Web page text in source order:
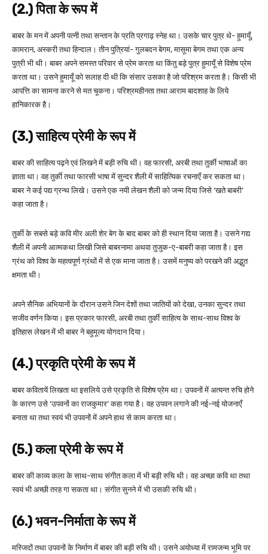
(2.) पिता के रूप में
बाबर के मन में अपनी पत्नी तथा सन्तान के प्रति प्रगाढ़ स्नेह था। उसके चार पुत्र थे- हुमायूँ,
कामरान, अस्करी तथा हिन्दाल। तीन पुत्रियां- गुलबदन बेगम, मासूमा बेगम तथा एक अन्य
पुत्री भी थी। बाबर अपने समस्त परिवार से प्रेम करता था किंतु बड़े पुत्र हुमायूँ से विशेष प्रेम
करता था। उसने हुमायूँ को सलाह दी थी कि संसार उसका है जो परिश्रम करता है। किसी भी
आपत्ति का सामना करने से मत चूकना। परिश्रमहीनता तथा आराम बादशाह के लिये
हानिकारक है।
(3.) साहित्य प्रेमी के रूप में
बाबर की साहित्य पढ़ने एवं लिखने में बड़ी रुचि थी। वह फारसी, अरबी तथा तुर्की भाषाओं का
ज्ञाता था। वह तुर्की तथा फारसी भाषा में सुन्दर शैली में साहित्यिक रचनाएँ कर सकता था।
बाबर ने कई पद्य ग्रन्थ लिखे। उसने एक नयी लेखन शैली को जन्म दिया जिसे ‘खते बाबरी’
कहा जाता है।
तुर्की के सबसे बड़े कवि मीर अली शेर बेग के बाद बाबर को ही स्थान दिया जाता है। उसने गद्य
शैली में अपनी आत्मकथा लिखी जिसे बाबरनामा अथवा तुजुक-ए-बाबरी कहा जाता है। इस
ग्रंथ को विश्व के महत्वपूर्ण ग्रंथों में से एक माना जाता है। उसमें मनुष्य को परखने की अद्भुत
क्षमता थी।
अपने सैनिक अभियानों के दौरान उसने जिन देशों तथा जातियों को देखा, उनका सुन्दर तथा
सजीव वर्णन किया। इस प्रकार फारसी, अरबी तथा तुर्की साहित्य के साथ-साथ विश्व के
इतिहास लेखन में भी बाबर ने बहुमूल्य योगदान दिया।
(4.) प्रकृति प्रेमी के रूप में
बाबर कवितायें लिखता था इसलिये उसे प्रकृति से विशेष प्रेम था। उपवनों में अत्यन्त रुचि होने
के कारण उसे ‘उपवनों का राजकुमार’ कहा गया है। वह उपवन लगाने की नई-नई योजनाएँ
बनाता था तथा स्वयं भी उपवनों में अपने हाथ से काम करता था।
(5.) कला प्रेमी के रूप में
बाबर की काव्य कला के साथ-साथ संगीत कला में भी बड़ी रुचि थी। वह अच्छा कवि था तथा
स्वयं भी अच्छी तरह गा सकता था। संगीत सुनने में भी उसकी रुचि थी।
(6.) भवन-निर्माता के रूप में
मस्जिदों तथा उपवनों के निर्माण में बाबर की बड़ी रुचि थी। उसने अयोध्या में रामजन्म भूमि पर